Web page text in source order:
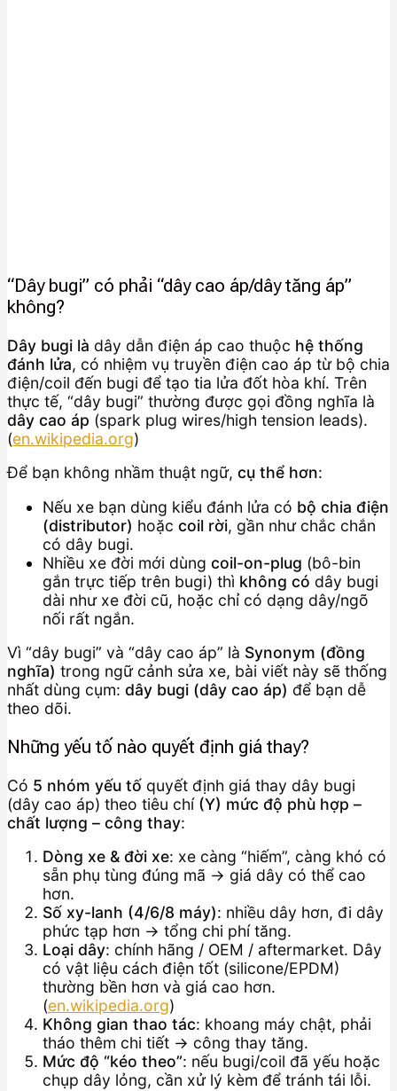
“Dây bugi” có phải “dây cao áp/dây tăng áp”
không?
Dây bugi là dây dẫn điện áp cao thuộc hệ thống
đánh lửa, có nhiệm vụ truyền điện cao áp từ bộ chia
điện/coil đến bugi để tạo tia lửa đốt hòa khí. Trên
thực tế, “dây bugi” thường được gọi đồng nghĩa là
dây cao áp (spark plug wires/high tension leads).
(en.wikipedia.org)
Để bạn không nhầm thuật ngữ, cụ thể hơn:
Nếu xe bạn dùng kiểu đánh lửa có bộ chia điện
(distributor) hoặc coil rời, gần như chắc chắn
có dây bugi.
Nhiều xe đời mới dùng coil-on-plug (bô-bin
gắn trực tiếp trên bugi) thì không có dây bugi
dài như xe đời cũ, hoặc chỉ có dạng dây/ngõ
nối rất ngắn.
Vì “dây bugi” và “dây cao áp” là Synonym (đồng
nghĩa) trong ngữ cảnh sửa xe, bài viết này sẽ thống
nhất dùng cụm: dây bugi (dây cao áp) để bạn dễ
theo dõi.
Những yếu tố nào quyết định giá thay?
Có 5 nhóm yếu tố quyết định giá thay dây bugi
(dây cao áp) theo tiêu chí (Y) mức độ phù hợp –
chất lượng – công thay:
Dòng xe & đời xe: xe càng “hiếm”, càng khó có
sẵn phụ tùng đúng mã → giá dây có thể cao
hơn.
Số xy-lanh (4/6/8 máy): nhiều dây hơn, đi dây
phức tạp hơn → tổng chi phí tăng.
Loại dây: chính hãng / OEM / aftermarket. Dây
có vật liệu cách điện tốt (silicone/EPDM)
thường bền hơn và giá cao hơn.
(en.wikipedia.org)
Không gian thao tác: khoang máy chật, phải
tháo thêm chi tiết → công thay tăng.
Mức độ “kéo theo”: nếu bugi/coil đã yếu hoặc
chụp dây lỏng, cần xử lý kèm để tránh tái lỗi.